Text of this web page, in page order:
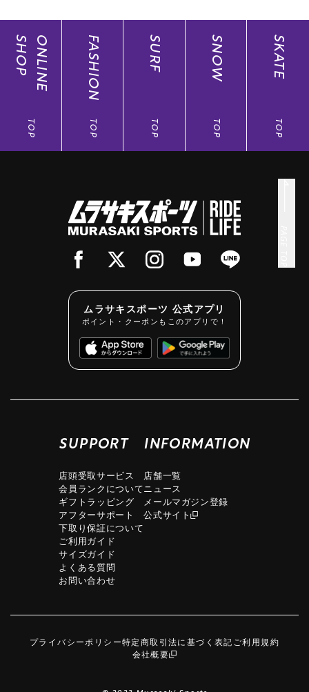
ONLINE
SHOP
TOP
FASHION
TOP
SURF
TOP
SNOW
TOP
SKATE
TOP
ムラサキスポーツ 公式アプリ
ポイント・クーポンもこのアプリで！
SUPPORT
店頭受取サービス
会員ランクについて
ギフトラッピング
アフターサポート
下取り保証について
ご利用ガイド
サイズガイド
よくある質問
お問い合わせ
INFORMATION
店舗一覧
ニュース
メールマガジン登録
公式サイト
プライバシーポリシー特定商取引法に基づく表記ご利用規約
会社概要